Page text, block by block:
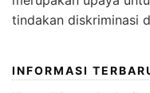
tindakan diskriminasi
INFORMASI